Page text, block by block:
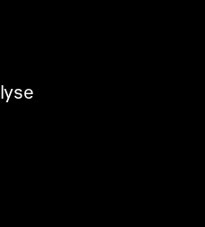
(om)